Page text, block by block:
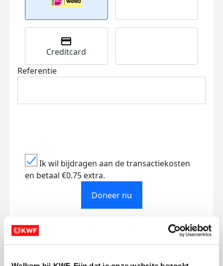
Creditcard
Referentie
Ik wil bijdragen aan de transactiekosten
en betaal €0.75 extra.
Doneer nu